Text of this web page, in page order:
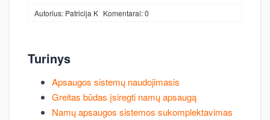
Autorius: Patricija K Komentarai: 0
Turinys
Apsaugos sistemų naudojimasis
Greitas būdas įsiregti namų apsaugą
Namų apsaugos sistemos sukomplektavimas